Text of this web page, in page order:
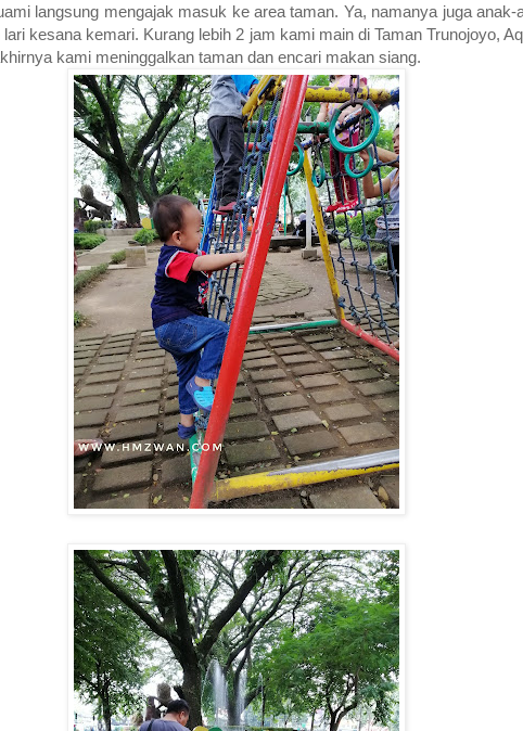
langsung mengajak masuk ke area taman. Ya, namanya juga
kesana kemari. Kurang lebih 2 jam kami main di Taman Trunojoyo,
kami meninggalkan taman dan encari makan siang.